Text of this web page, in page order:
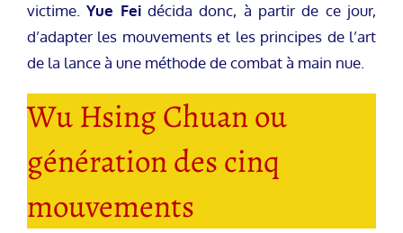
victime.Yue Feidécida donc, à partir de ce jour,
d’adapter les mouvements et les principes de l’art
de la lance à une méthode de combat à main nue.
Wu Hsing Chuan ou
génération des cinq
mouvements